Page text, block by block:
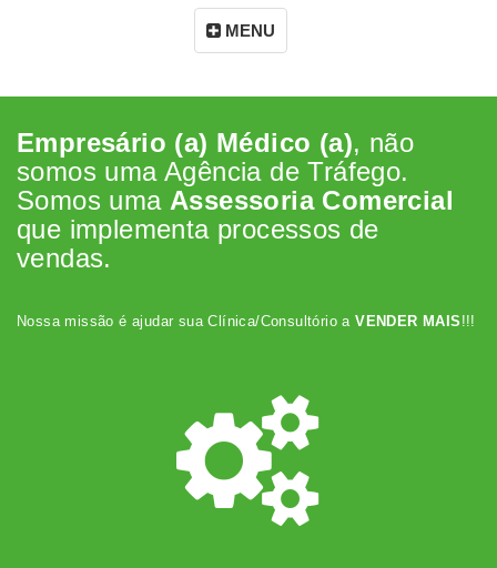
MENU
Empresário (a) Médico (a), não
somos uma Agência de Tráfego.
Somos uma Assessoria Comercial
que implementa processos de
vendas.
Nossa missão é ajudar sua Clínica/Consultório aVENDER MAIS !!!